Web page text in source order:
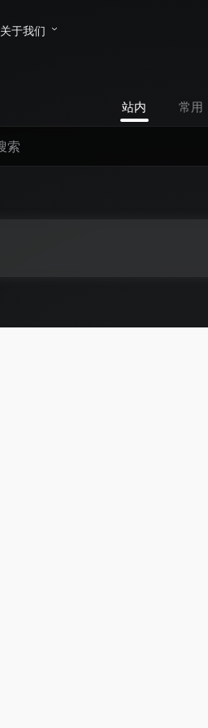
关于我们
站内 常用